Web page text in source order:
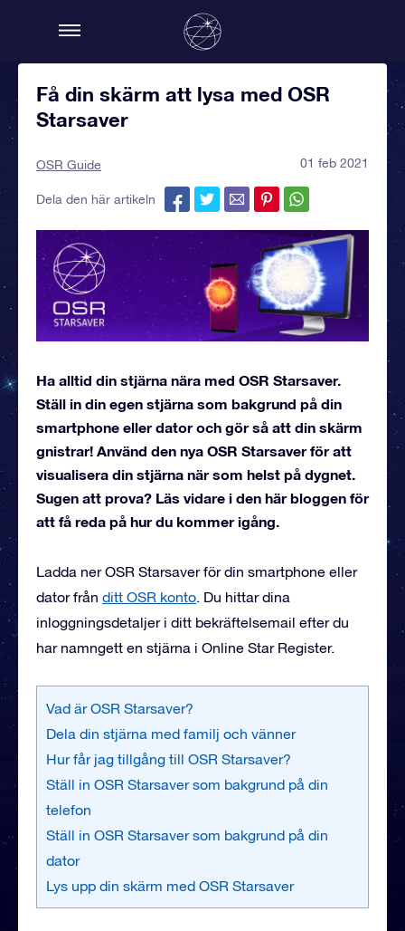
Få din skärm att lysa med OSR
Starsaver
OSR Guide 01 feb 2021
Dela den här artikeln
Ha alltid din stjärna nära med OSR Starsaver.
Ställ in din egen stjärna som bakgrund på din
smartphone eller dator och gör så att din skärm
gnistrar! Använd den nya OSR Starsaver för att
visualisera din stjärna när som helst på dygnet.
Sugen att prova? Läs vidare i den här bloggen för
att få reda på hur du kommer igång.
Ladda ner OSR Starsaver för din smartphone eller
dator från ditt OSR konto. Du hittar dina
inloggningsdetaljer i ditt bekräftelsemail efter du
har namngett en stjärna i Online Star Register.
Vad är OSR Starsaver?
Dela din stjärna med familj och vänner
Hur får jag tillgång till OSR Starsaver?
Ställ in OSR Starsaver som bakgrund på din
telefon
Ställ in OSR Starsaver som bakgrund på din
dator
Lys upp din skärm med OSR Starsaver